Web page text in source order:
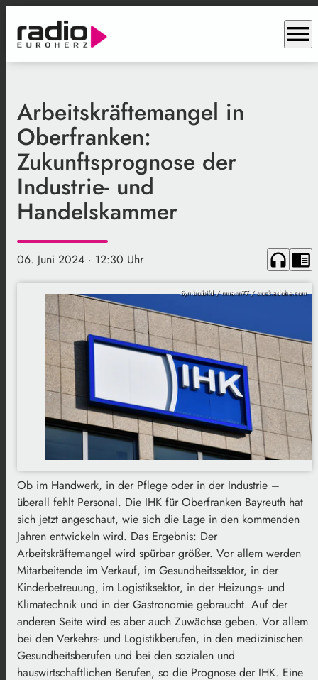
menu
Arbeitskräftemangel in
Oberfranken:
Zukunftsprognose der
Industrie- und
Handelskammer
06. Juni 2024 · 12:30 Uhr headphones chrome_reader_mode
Symbolbild / nmann77 / stock.adobe.com
Ob im Handwerk, in der Pflege oder in der Industrie –
überall fehlt Personal. Die IHK für Oberfranken Bayreuth hat
sich jetzt angeschaut, wie sich die Lage in den kommenden
Jahren entwickeln wird. Das Ergebnis: Der
Arbeitskräftemangel wird spürbar größer. Vor allem werden
Mitarbeitende im Verkauf, im Gesundheitssektor, in der
Kinderbetreuung, im Logistiksektor, in der Heizungs- und
Klimatechnik und in der Gastronomie gebraucht. Auf der
anderen Seite wird es aber auch Zuwächse geben. Vor allem
bei den Verkehrs- und Logistikberufen, in den medizinischen
Gesundheitsberufen und bei den sozialen und
hauswirtschaftlichen Berufen, so die Prognose der IHK. Eine